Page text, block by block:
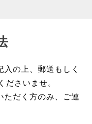
の上、郵送もしく
ださいませ。
ただく方のみ、ご連